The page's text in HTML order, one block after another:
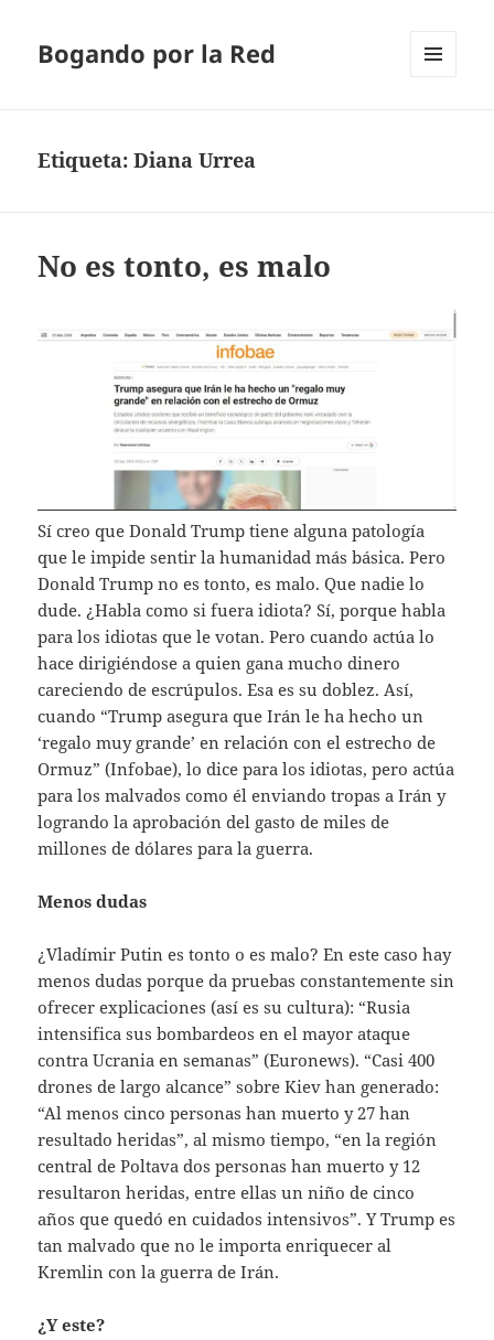
Bogando por la Red
Etiqueta:Diana Urrea
No es tonto, es malo
Sí creo que Donald Trump tiene alguna patología
que le impide sentir la humanidad más básica. Pero
Donald Trump no es tonto, es malo. Que nadie lo
dude. ¿Habla como si fuera idiota? Sí, porque habla
para los idiotas que le votan. Pero cuando actúa lo
hace dirigiéndose a quien gana mucho dinero
careciendo de escrúpulos. Esa es su doblez. Así,
cuando “Trump asegura que Irán le ha hecho un
‘regalo muy grande’ en relación con el estrecho de
Ormuz” (Infobae), lo dice para los idiotas, pero actúa
para los malvados como él enviando tropas a Irán y
logrando la aprobación del gasto de miles de
millones de dólares para la guerra.
Menos dudas
¿Vladímir Putin es tonto o es malo? En este caso hay
menos dudas porque da pruebas constantemente sin
ofrecer explicaciones (así es su cultura): “Rusia
intensifica sus bombardeos en el mayor ataque
contra Ucrania en semanas” (Euronews). “Casi 400
drones de largo alcance” sobre Kiev han generado:
“Al menos cinco personas han muerto y 27 han
resultado heridas”, al mismo tiempo, “en la región
central de Poltava dos personas han muerto y 12
resultaron heridas, entre ellas un niño de cinco
años que quedó en cuidados intensivos”. Y Trump es
tan malvado que no le importa enriquecer al
Kremlin con la guerra de Irán.
¿Y este?